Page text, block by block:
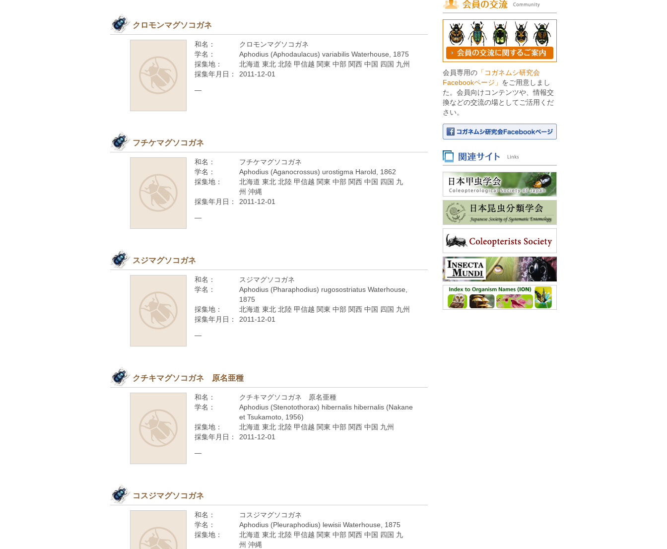
クロモンマグソコガネ
和名：
クロモンマグソコガネ
学名：
Aphodius (Aphodaulacus) variabilis Waterhouse, 1875
採集地：
北海道 東北 北陸 甲信越 関東 中部 関西 中国 四国 九州
採集年月日：
2011-12-01
—
フチケマグソコガネ
和名：
フチケマグソコガネ
学名：
Aphodius (Aganocrossus) urostigma Harold, 1862
採集地：
北海道 東北 北陸 甲信越 関東 中部 関西 中国 四国 九
州 沖縄
採集年月日：
2011-12-01
—
スジマグソコガネ
和名：
スジマグソコガネ
学名：
Aphodius (Pharaphodius) rugosostriatus Waterhouse,
1875
採集地：
北海道 東北 北陸 甲信越 関東 中部 関西 中国 四国 九州
採集年月日：
2011-12-01
—
クチキマグソコガネ 原名亜種
和名：
クチキマグソコガネ 原名亜種
学名：
Aphodius (Stenotothorax) hibernalis hibernalis (Nakane
et Tsukamoto, 1956)
採集地：
北海道 東北 北陸 甲信越 関東 中部 関西 中国 九州
採集年月日：
2011-12-01
—
コスジマグソコガネ
和名：
コスジマグソコガネ
学名：
Aphodius (Pleuraphodius) lewisii Waterhouse, 1875
採集地：
北海道 東北 北陸 甲信越 関東 中部 関西 中国 四国 九
州 沖縄
会員専用の 「コガネムシ研究会
Facebookページ」 をご用意しまし
た。会員向けコンテンツや、情報交
換などの交流の場としてご活用くだ
さい。